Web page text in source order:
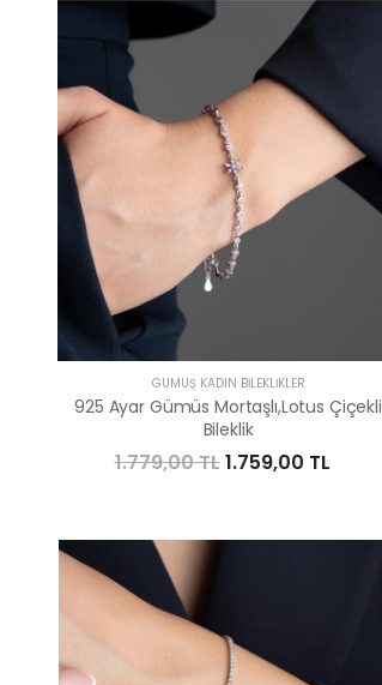
GÜMÜŞ KADIN BILEKLIKLER
925 Ayar Gümüs Mortaşlı,Lotus Çiçekli
Bileklik
1.779,00 TL1.759,00 TL